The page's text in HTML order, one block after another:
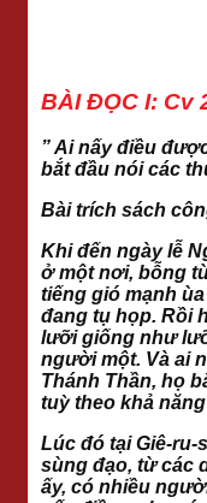
BÀI ĐỌC I: Cv
” Ai nấy điều
bắt đầu nói các
Bài trích sách
Khi đến ngày lễ
ở một nơi, bỗng
tiếng gió mạnh
đang tụ họp. Rồi
lưỡi giống như
người một. Và ai
Thánh Thần, họ
tuỳ theo khả
Lúc đó tại Giê-
sùng đạo, từ các
ấy, có nhiều